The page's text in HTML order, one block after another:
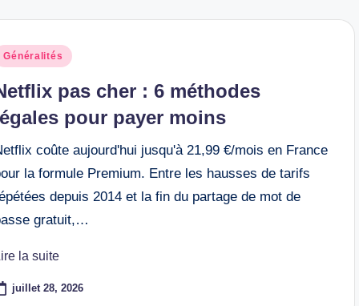
Généralités
pas cher : 6 méthodes
pour payer moins
coûte aujourd'hui jusqu'à 21,99 €/mois en France
la formule Premium. Entre les hausses de tarifs
depuis 2014 et la fin du partage de mot de
gratuit,…
la suite
juillet 28, 2026